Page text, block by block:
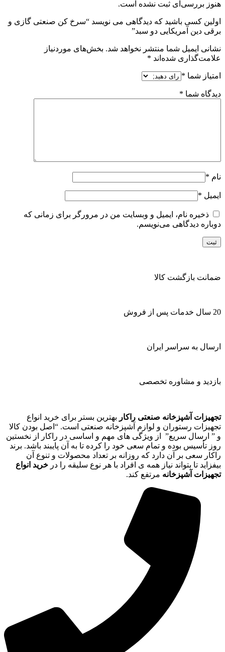
هنوز بررسی‌ای ثبت نشده است.
اولین کسی باشید که دیدگاهی می نویسد “سرخ کن صنعتی گازی و
برقی دین آمریکایی دو سبد”
نشانی ایمیل شما منتشر نخواهد شد. بخش‌های موردنیاز
علامت‌گذاری شده‌اند *
امتیاز شما *
دیدگاه شما *
نام *
ایمیل *
ذخیره نام، ایمیل و وبسایت من در مرورگر برای زمانی که
دوباره دیدگاهی می‌نویسم.
ضمانت بازگشت کالا
20 سال خدمات پس از فروش
ارسال به سراسر ایران
بازدید و مشاوره تخصصی
تجهیزات آشپزخانه صنعتی راکار بهترین بستر برای خرید انواع
تجهیزات رستوران و لوازم آشپزخانه صنعتی است. “اصل بودن کالا
و ” ارسال سریع” از ویژگی های مهم و اساسی در راکار از نخستین
روز تأسیس بوده و تمام سعی خود را کرده تا به آن پایبند باشد. برند
راکار سعی بر آن دارد که روزانه بر تعداد محصولات و تنوع آن
بیفزاید تا بتواند نیاز همه ی افراد با هر نوع سلیقه را در خرید انواع
تجهیزات آشپزخانه مرتفع کند.